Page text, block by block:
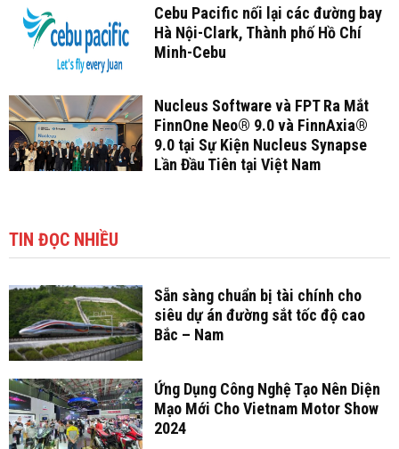
Cebu Pacific nối lại các đường bay
Hà Nội-Clark, Thành phố Hồ Chí
Minh-Cebu
Nucleus Software và FPT Ra Mắt
FinnOne Neo® 9.0 và FinnAxia®
9.0 tại Sự Kiện Nucleus Synapse
Lần Đầu Tiên tại Việt Nam
TIN ĐỌC NHIỀU
Sẵn sàng chuẩn bị tài chính cho
siêu dự án đường sắt tốc độ cao
Bắc – Nam
Ứng Dụng Công Nghệ Tạo Nên Diện
Mạo Mới Cho Vietnam Motor Show
2024